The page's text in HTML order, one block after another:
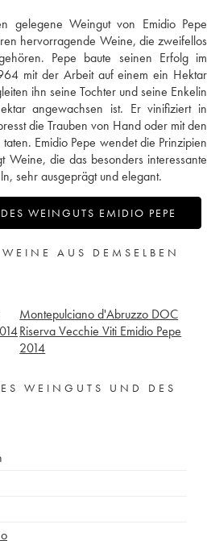
gelegene Weingut von Emidio Pepe
hervorragende Weine, die zweifellos
Pepe baute seinen Erfolg im
mit der Arbeit auf einem ein Hektar
ihn seine Tochter und seine Enkelin
angewachsen ist. Er vinifiziert in
die Trauben von Hand oder mit den
Emidio Pepe wendet die Prinzipien
Weine, die das besonders interessante
sehr ausgeprägt und elegant.
WEINGUTS EMIDIO PEPE
AUS DEMSELBEN
Montepulciano d'Abruzzo DOC
Riserva Vecchie Viti Emidio Pepe
2014
WEINGUTS UND DES